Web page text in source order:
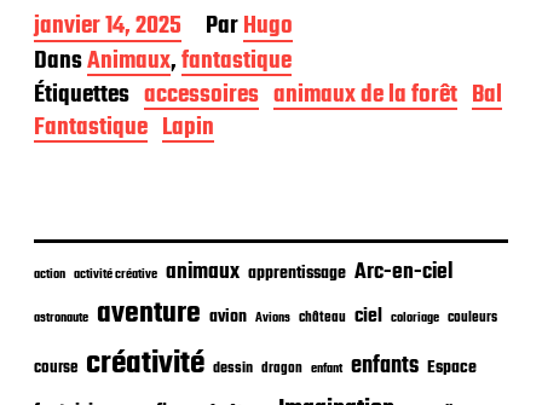
D
a
t
e
d
e
l
i
a
i
janvier 14, 2025 ParHugo
DansAnimaux,fantastique
Étiquettes accessoires animaux de la forêt Bal
Fantastique Lapin
action activité créative animaux apprentissage Arc-en-ciel
astronaute aventure avion Avions château ciel coloriage couleurs
course créativité dessin dragon enfant enfants Espace